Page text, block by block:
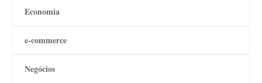
Economia
e-commerce
Negócios